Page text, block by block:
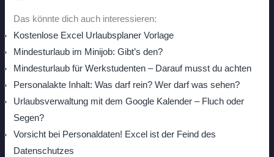
Das könnte dich auch interessieren:
Kostenlose Excel Urlaubsplaner Vorlage
Mindesturlaub im Minijob: Gibt’s den?
Mindesturlaub für Werkstudenten – Darauf musst du achten
Personalakte Inhalt: Was darf rein? Wer darf was sehen?
Urlaubsverwaltung mit dem Google Kalender – Fluch oder
Segen?
Vorsicht bei Personaldaten! Excel ist der Feind des
Datenschutzes